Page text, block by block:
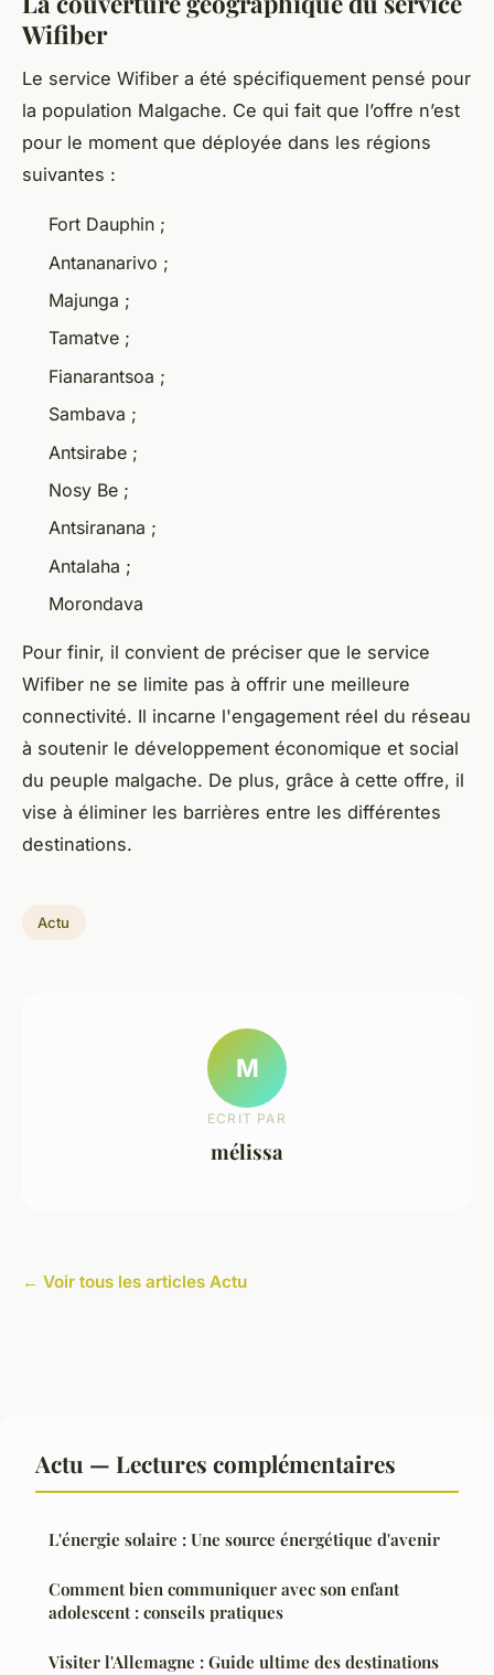
Wifiber
Le service Wifiber a été spécifiquement pensé pour
la population Malgache. Ce qui fait que l’offre n’est
pour le moment que déployée dans les régions
suivantes :
Fort Dauphin ;
Antananarivo ;
Majunga ;
Tamatve ;
Fianarantsoa ;
Sambava ;
Antsirabe ;
Nosy Be ;
Antsiranana ;
Antalaha ;
Morondava
Pour finir, il convient de préciser que le service
Wifiber ne se limite pas à offrir une meilleure
connectivité. Il incarne l'engagement réel du réseau
à soutenir le développement économique et social
du peuple malgache. De plus, grâce à cette offre, il
vise à éliminer les barrières entre les différentes
destinations.
Actu
M
ECRIT PAR
mélissa
← Voir tous les articles Actu
Actu — Lectures complémentaires
L'énergie solaire : Une source énergétique d'avenir
Comment bien communiquer avec son enfant
adolescent : conseils pratiques
Visiter l'Allemagne : Guide ultime des destinations